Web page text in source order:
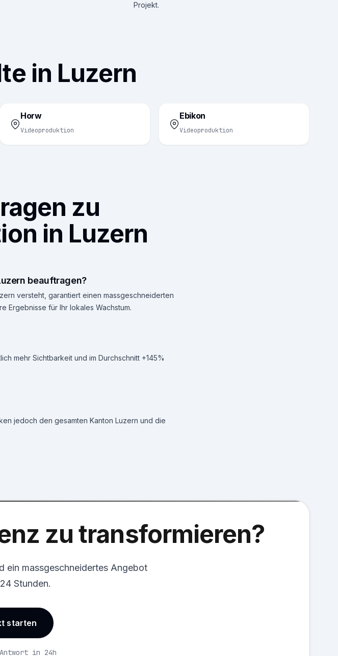
Projekt.
in Luzern
Horw
Videoproduktion
Ebikon
Videoproduktion
zu
in Luzern
beauftragen?
versteht, garantiert einen massgeschneiderten
Ergebnisse für Ihr lokales Wachstum.
mehr Sichtbarkeit und im Durchschnitt +145%
jedoch den gesamten Kanton Luzern und die
zu transformieren?
ein massgeschneidertes Angebot
Stunden.
starten
in 24h